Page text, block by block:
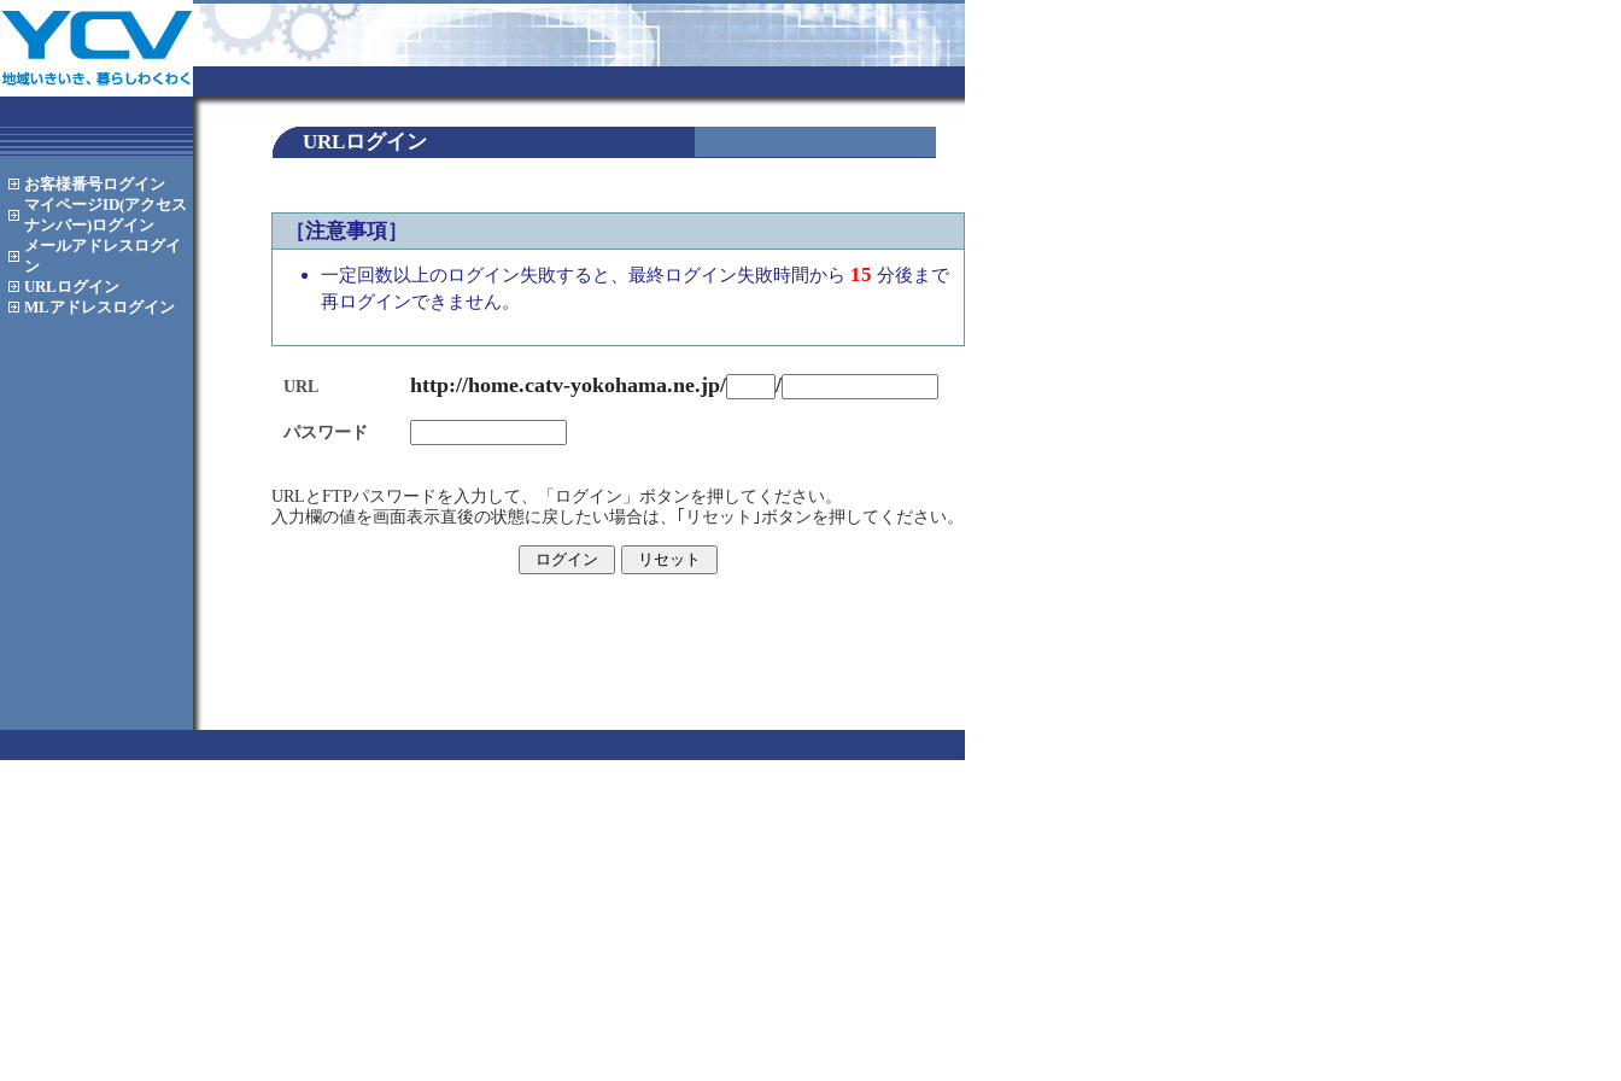
お客様番号ログイン
マイページID(アクセス
ナンバー)ログイン
メールアドレス ログイ
ン
URL ログイン
MLアドレス ログイン
URLログイン
［注意事項］
一定回数以上のログイン失敗すると、最終ログイン失敗時間から 15 分後まで
再ログインできません。
URL http://home.catv-yokohama.ne.jp/ /
パスワード
URLとFTPパスワードを入力して、「ログイン」ボタンを押してください。
入力欄の値を画面表示直後の状態に戻したい場合は、｢リセット｣ボタンを押してください。